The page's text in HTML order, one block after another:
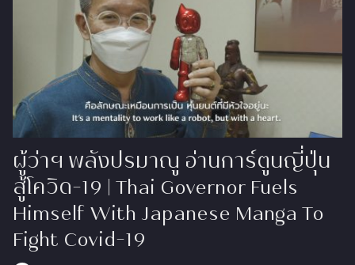
ผู้ว่าฯ พลังปรมาณู อ่านการ์ตูนญี่ปุ่น
สู้โควิด-19 | Thai Governor Fuels
Himself With Japanese Manga To
Fight Covid-19